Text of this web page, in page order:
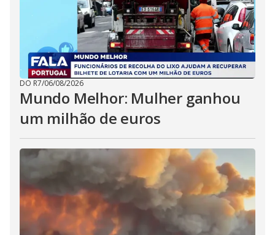
DO R7/06/08/2026
Mundo Melhor: Mulher ganhou
um milhão de euros